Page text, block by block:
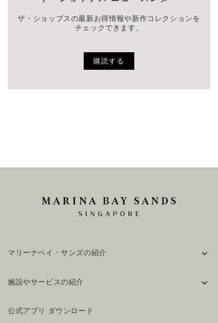
ザ・ショップスの最新お得情報や新作コレクションを
チェックできます。
購読する
マリーナベイ・サンズの紹介
採用情報
お問い合わせ
施設やサービスの紹介
ご来場にあたって
公式アプリ ダウンロード